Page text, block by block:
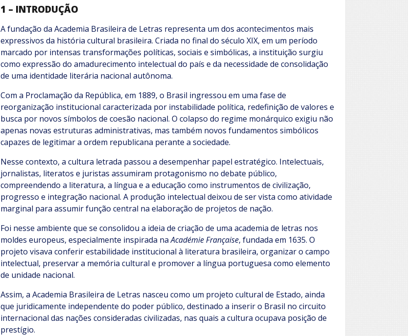
1 – INTRODUÇÃO
A fundação da Academia Brasileira de Letras representa um dos acontecimentos mais
expressivos da história cultural brasileira. Criada no final do século XIX, em um período
marcado por intensas transformações políticas, sociais e simbólicas, a instituição surgiu
como expressão do amadurecimento intelectual do país e da necessidade de consolidação
de uma identidade literária nacional autônoma.
Com a Proclamação da República, em 1889, o Brasil ingressou em uma fase de
reorganização institucional caracterizada por instabilidade política, redefinição de valores e
busca por novos símbolos de coesão nacional. O colapso do regime monárquico exigiu não
apenas novas estruturas administrativas, mas também novos fundamentos simbólicos
capazes de legitimar a ordem republicana perante a sociedade.
Nesse contexto, a cultura letrada passou a desempenhar papel estratégico. Intelectuais,
jornalistas, literatos e juristas assumiram protagonismo no debate público,
compreendendo a literatura, a língua e a educação como instrumentos de civilização,
progresso e integração nacional. A produção intelectual deixou de ser vista como atividade
marginal para assumir função central na elaboração de projetos de nação.
Foi nesse ambiente que se consolidou a ideia de criação de uma academia de letras nos
moldes europeus, especialmente inspirada naAcadémie Française, fundada em 1635. O
projeto visava conferir estabilidade institucional à literatura brasileira, organizar o campo
intelectual, preservar a memória cultural e promover a língua portuguesa como elemento
de unidade nacional.
Assim, a Academia Brasileira de Letras nasceu como um projeto cultural de Estado, ainda
que juridicamente independente do poder público, destinado a inserir o Brasil no circuito
internacional das nações consideradas civilizadas, nas quais a cultura ocupava posição de
prestígio.